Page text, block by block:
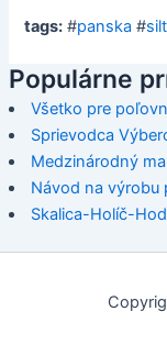
tags: #panska #
Populárne
Všetko pre
Sprievodca
Medzinárodný
Návod na výrobu
Skalica-Holíč-